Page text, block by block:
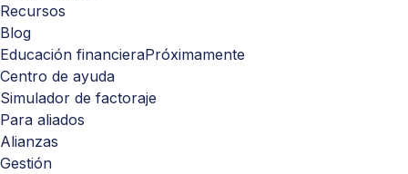
Recursos
Blog
Educación financieraPróximamente
Centro de ayuda
Simulador de factoraje
Para aliados
Alianzas
Gestión